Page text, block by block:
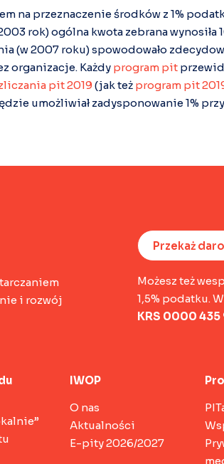
na przeznaczenie środków z 1%
rok) ogólna kwota zebrana wynosiła
(w 2007 roku) spowodowało
organizacje. Każdy program pit
pit 2019(jak też program pit
umożliwiał zadysponowanie 1%
i rozwój
Przekaż
Możesz też
1,5% podatku.
KRS 0000 435
IWOP
O nas
Aktualności
E-pity 2026/2027